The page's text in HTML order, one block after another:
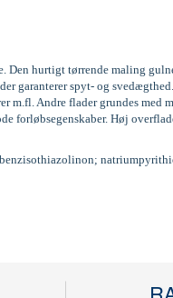
hurtigt tørrende maling
spyt- og
Andre flader grundes
forløbsegenskaber. Høj